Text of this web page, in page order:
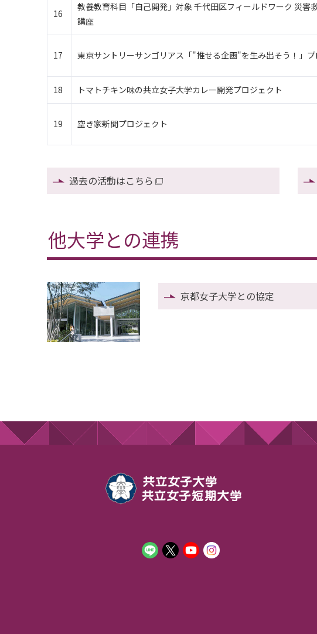
16
教養教育科目「自己開発」対象 千代田区フィールドワーク 災害
講座
17 東京サントリーサンゴリアス「"推せる企画"を生み出そう！」プ
18 トマトチキン味の共立女子大学カレー開発プロジェクト
19 空き家新聞プロジェクト
過去の活動はこちら
他大学との連携
京都女子大学との協定